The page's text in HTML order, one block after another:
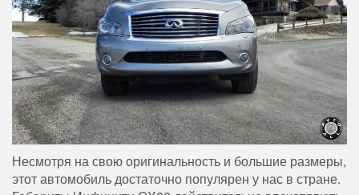
Несмотря на свою оригинальность и большие размеры,
этот автомобиль достаточно популярен у нас в стране.